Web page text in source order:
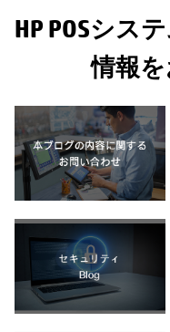
HP POSシス
情報